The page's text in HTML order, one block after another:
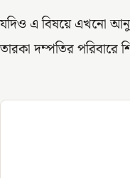
যদিও এ বিষয়ে এখনো
তারকা দম্পতির